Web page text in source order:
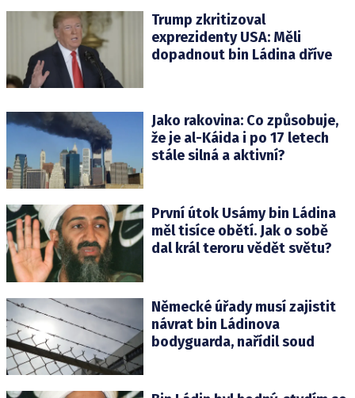
Trump zkritizoval
exprezidenty USA: Měli
dopadnout bin Ládina dříve
Jako rakovina: Co způsobuje,
že je al-Káida i po 17 letech
stále silná a aktivní?
První útok Usámy bin Ládina
měl tisíce obětí. Jak o sobě
dal král teroru vědět světu?
Německé úřady musí zajistit
návrat bin Ládinova
bodyguarda, nařídil soud